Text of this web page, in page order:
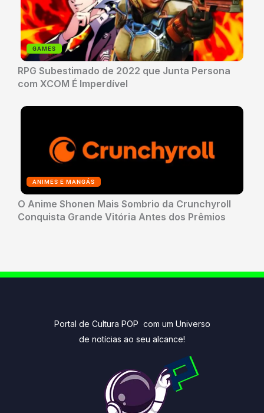
GAMES
RPG Subestimado de 2022 que Junta Persona
com XCOM É Imperdível
ANIMES E MANGÁS
O Anime Shonen Mais Sombrio da Crunchyroll
Conquista Grande Vitória Antes dos Prêmios
Portal de Cultura POP com um Universo
de notícias ao seu alcance!